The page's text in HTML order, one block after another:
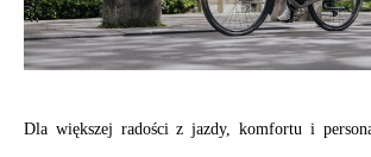
Dla większej radości z jazdy, komfortu i